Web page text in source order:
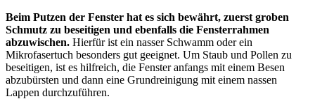
Beim Putzen der Fenster hat es sich bewährt, zuerst groben
Schmutz zu beseitigen und ebenfalls die Fensterrahmen
abzuwischen. Hierfür ist ein nasser Schwamm oder ein
Mikrofasertuch besonders gut geeignet. Um Staub und Pollen zu
beseitigen, ist es hilfreich, die Fenster anfangs mit einem Besen
abzubürsten und dann eine Grundreinigung mit einem nassen
Lappen durchzuführen.